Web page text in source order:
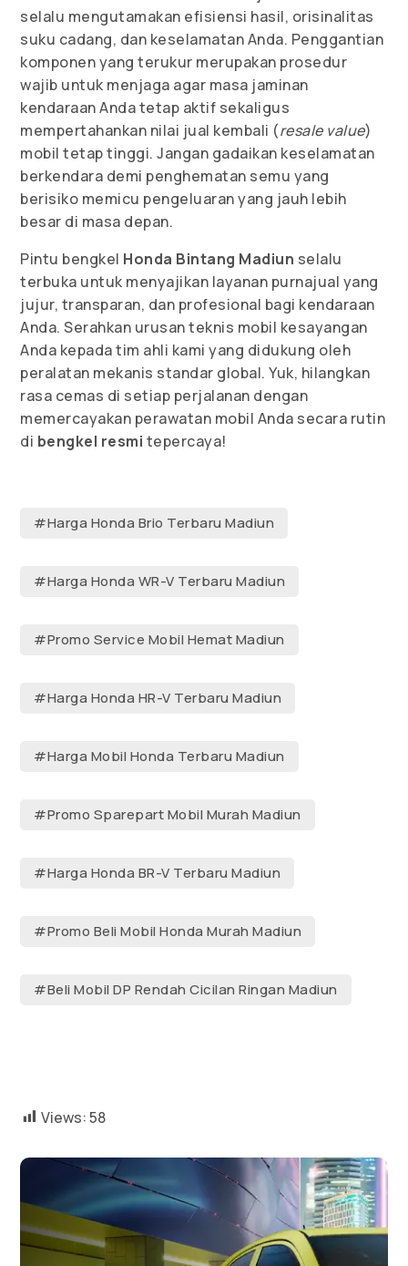
selalu mengutamakan efisiensi hasil, orisinalitas
suku cadang, dan keselamatan Anda. Penggantian
komponen yang terukur merupakan prosedur
wajib untuk menjaga agar masa jaminan
kendaraan Anda tetap aktif sekaligus
mempertahankan nilai jual kembali (resale value)
mobil tetap tinggi. Jangan gadaikan keselamatan
berkendara demi penghematan semu yang
berisiko memicu pengeluaran yang jauh lebih
besar di masa depan.
Pintu bengkel Honda Bintang Madiun selalu
terbuka untuk menyajikan layanan purnajual yang
jujur, transparan, dan profesional bagi kendaraan
Anda. Serahkan urusan teknis mobil kesayangan
Anda kepada tim ahli kami yang didukung oleh
peralatan mekanis standar global. Yuk, hilangkan
rasa cemas di setiap perjalanan dengan
memercayakan perawatan mobil Anda secara rutin
di bengkel resmi tepercaya!
#Harga Honda Brio Terbaru Madiun
#Harga Honda WR-V Terbaru Madiun
#Promo Service Mobil Hemat Madiun
#Harga Honda HR-V Terbaru Madiun
#Harga Mobil Honda Terbaru Madiun
#Promo Sparepart Mobil Murah Madiun
#Harga Honda BR-V Terbaru Madiun
#Promo Beli Mobil Honda Murah Madiun
#Beli Mobil DP Rendah Cicilan Ringan Madiun
Views: 58